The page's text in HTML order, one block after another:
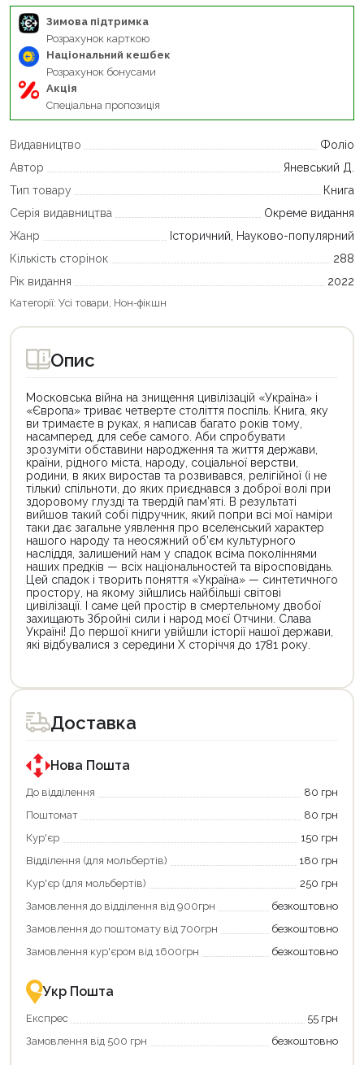
Зимова підтримка
Розрахунок карткою
Національний кешбек
Розрахунок бонусами
Акція
Спеціальна пропозиція
Видавництво
Фоліо
Автор
Яневський Д.
Тип товару
Книга
Серія видавництва
Окреме видання
Жанр
Історичний, Науково-популярний
Кількість сторінок
288
Рік видання
2022
Категорії: Усі товари Нон-фікшн
Опис
Московська війна на знищення цивілізацій «Україна» і
«Європа» триває четверте століття поспіль. Книга, яку
ви тримаєте в руках, я написав багато років тому,
насамперед, для себе самого. Аби спробувати
зрозуміти обставини народження та життя держави,
країни, рідного міста, народу, соціальної верстви,
родини, в яких виростав та розвивався, релігійної (і не
тільки) спільноти, до яких приєднався з доброї волі при
здоровому глузді та твердій пам’яті. В результаті
вийшов такий собі підручник, який попри всі мої наміри
таки дає загальне уявлення про вселенський характер
нашого народу та неосяжний об’єм культурного
насліддя, залишений нам у спадок всіма поколіннями
наших предків — всіх національностей та віросповідань.
Цей спадок і творить поняття «Україна» — синтетичного
простору, на якому зійшлись найбільші світові
цивілізації. І саме цей простір в смертельному двобої
захищають Збройні сили і народ моєї Отчини. Слава
Україні! До першої книги увійшли історії нашої держави,
які відбувалися з середини Х сторіччя до 1781 року.
товар
для
покупки
державною
програмою
єКнига.
Використовуйте
карту
щоб
зекономити
та
отримати
переваги!
картою
єКнига
–
зручно
та
товар
для
покупки
державною
програмою
«Національний
кешбек».
покупку
«Національний
кешбек»
та
отримуйте
повернення
Економте
більше
разом
державною
підтримкою!
Доставка
Нова Пошта
До відділення
80 грн
Поштомат
80 грн
Кур'єр
150 грн
Відділення (для мольбертів)
180 грн
Кур'єр (для мольбертів)
250 грн
Замовлення до відділення від 900грн
безкоштовно
Замовлення до поштомату від 700грн
безкоштовно
Замовлення кур'єром від 1600грн
безкоштовно
Укр Пошта
Експрес
55 грн
Замовлення від 500 грн
безкоштовно